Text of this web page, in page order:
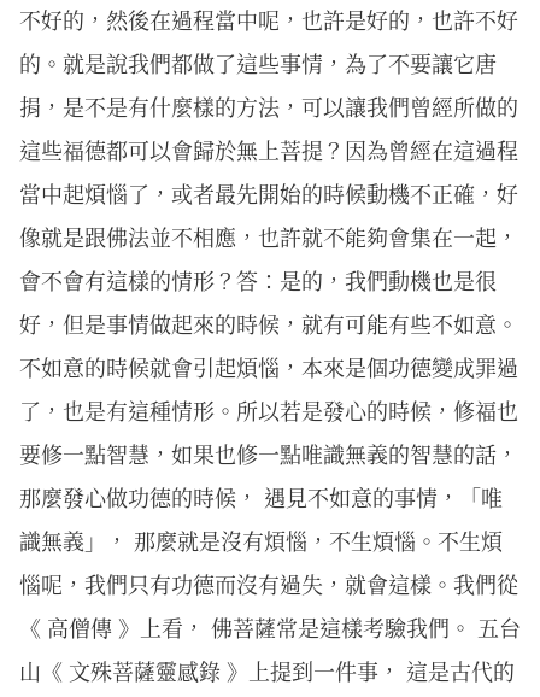
不好的，然後在過程當中呢，也許是好的，也許不好
的。就是說我們都做了這些事情，為了不要讓它唐
捐，是不是有什麼樣的方法，可以讓我們曾經所做的
這些福德都可以會歸於無上菩提？因為曾經在這過程
當中起煩惱了，或者最先開始的時候動機不正確，好
像就是跟佛法並不相應，也許就不能夠會集在一起，
會不會有這樣的情形？答：是的，我們動機也是很
好，但是事情做起來的時候，就有可能有些不如意。
不如意的時候就會引起煩惱，本來是個功德變成罪過
了，也是有這種情形。所以若是發心的時候，修福也
要修一點智慧，如果也修一點唯識無義的智慧的話，
那麼發心做功德的時候， 遇見不如意的事情，「唯
識無義」， 那麼就是沒有煩惱，不生煩惱。不生煩
惱呢，我們只有功德而沒有過失，就會這樣。我們從
《 高僧傳 》上看， 佛菩薩常是這樣考驗我們。 五台
山《 文殊菩薩靈感錄 》上提到一件事， 這是古代的